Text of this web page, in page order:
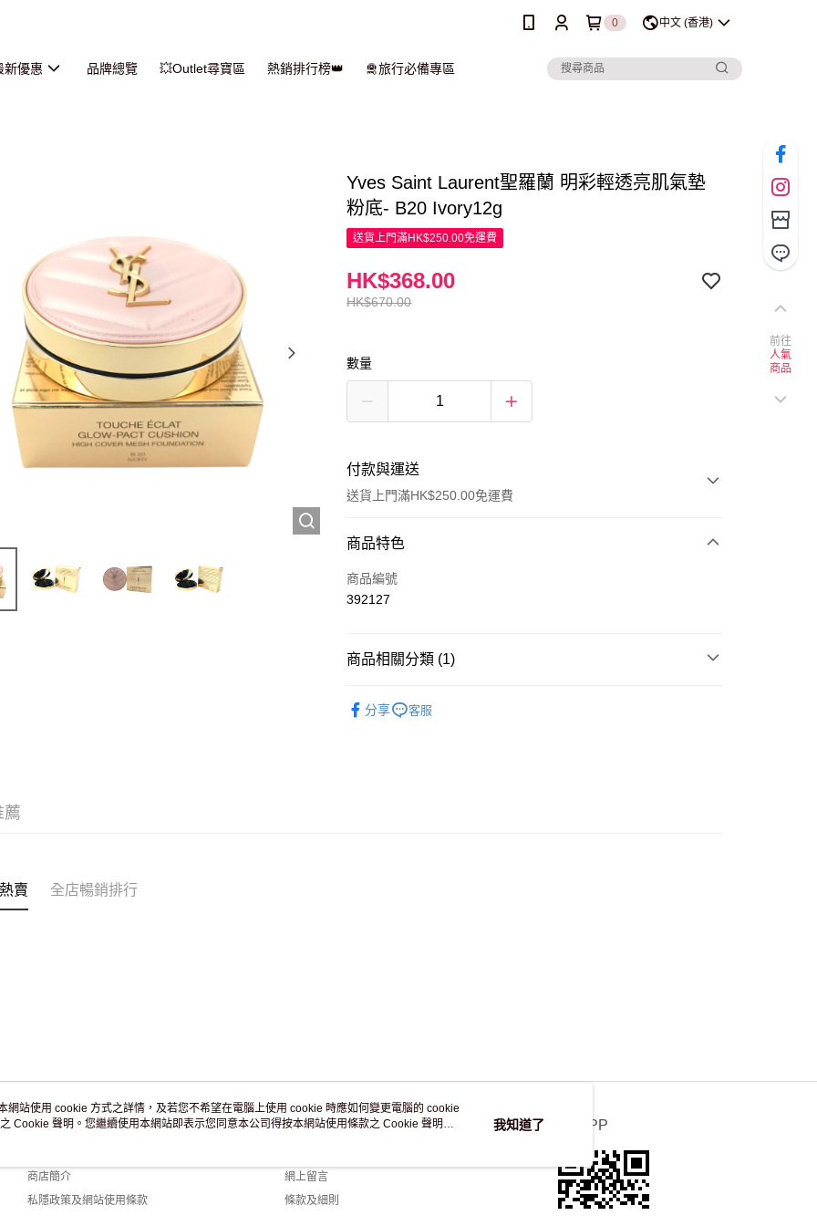
0 中文 (香港)
新優惠 品牌總覽 💥Outlet尋寶區 熱銷排行榜👑 🛅旅行必備專區
Yves Saint Laurent聖羅蘭 明彩輕透亮肌氣墊
粉底- B20 Ivory12g
送貨上門滿HK$250.00免運費
HK$670.00
HK$368.00
數量
付款與運送
送貨上門滿HK$250.00免運費
付款方式
信用卡
商品特色
商品編號
392127
商品相關分類 (1)
分享
客服
薦
賣 全店暢銷排行
關於我們
商店簡介
私隱政策及網站使用條款
客戶服務
網上留言
條款及細則
官方APP
前往
人氣
商品
網站使用 cookie 方式之詳情，及若您不希望在電腦上使用 cookie 時應如何變更電腦的 cookie
Cookie 聲明。您繼續使用本網站即表示您同意本公司得按本網站使用條款之 Cookie 聲明使
我知道了